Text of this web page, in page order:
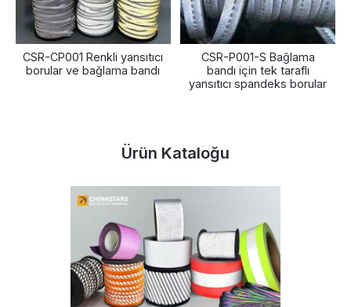
CSR-CP001 Renkli yansıtıcı
borular ve bağlama bandı
CSR-P001-S Bağlama
bandı için tek taraflı
yansıtıcı spandeks borular
Ürün Kataloğu